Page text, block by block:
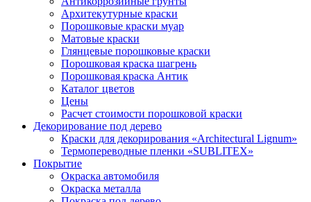
Архитекутурные краски
Порошковые краски муар
Матовые краски
Глянцевые порошковые краски
Порошковая краска шагрень
Порошковая краска Антик
Каталог цветов
Цены
Расчет стоимости порошковой краски
Декорирование под дерево
Краски для декорирования «Architectural Lignum»
Термопереводные пленки «SUBLITEX»
Покрытие
Окраска автомобиля
Окраска металла